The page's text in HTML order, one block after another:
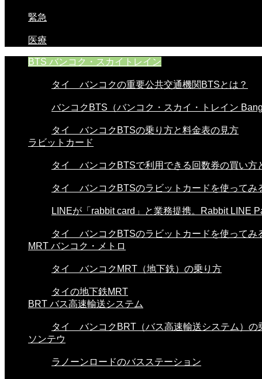
緊急
医療
BTS バンコク・スカイトレイン
タイ バンコクの重要公共交通機関BTSとは？
バンコクBTS（バンコク・スカイ・トレイン
タイ バンコクBTSの乗り方と料金表の見方
ラビットカード
タイ バンコクBTSで利用できる回数券の買い方
タイ バンコクBTSのラビットカードを使ってみ
LINEが「rabbit card」と業務提携。Rabbit LINE
タイ バンコクBTSのラビットカードを使ってみ
MRT バンコク・メトロ
タイ バンコクMRT（地下鉄）の乗り方
タイの地下鉄MRT
BRT バス高速輸送システム
タイ バンコクBRT（バス高速輸送システム）の
ソンテウ
ラノーンロードのバスステーション